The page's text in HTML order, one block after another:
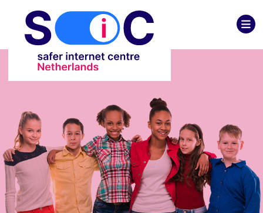
Nieuws
Safer Internet Day
Agenda
Over ons